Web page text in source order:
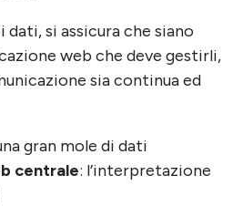
si assicura che siano
web che deve gestirli,
sia continua ed
gran mole di dati
centrale: l’interpretazione